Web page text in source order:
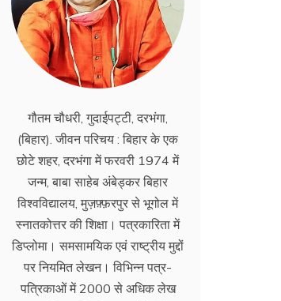
गौतम चौधरी, गुदाईपट्टी, दरभंगा,
(बिहार). जीवन परिचय : बिहार के एक
छोटे शहर, दरभंगा में फरवरी 1974 में
जन्म, बाबा साहेब अंबेड्कर बिहार
विश्वविद्यालय, मुज़फ़्फ़रपुर से भूगोल में
स्नातकोत्तर की शिक्षा। पत्रकारिता में
डिप्लोमा। समसामयिक एवं राष्ट्रीय मुद्दों
पर नियमित लेखन। विभिन्न पत्र-
पत्रिकाओं में 2000 से अधिक लेख